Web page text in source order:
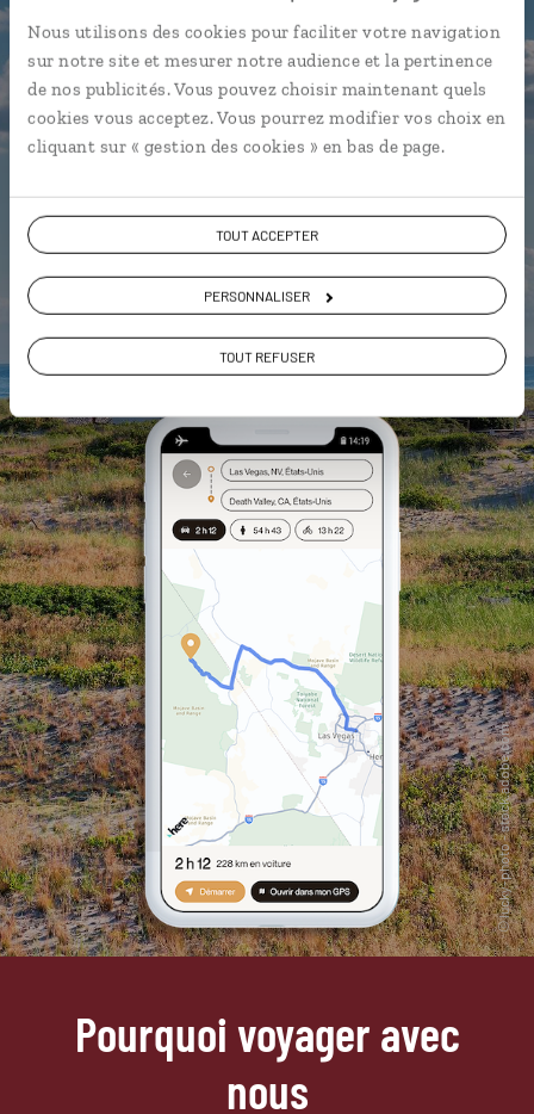
Nous utilisons des cookies pour faciliter votre navigation
sur notre site et mesurer notre audience et la pertinence
de nos publicités. Vous pouvez choisir maintenant quels
cookies vous acceptez. Vous pourrez modifier vos choix en
cliquant sur « gestion des cookies » en bas de page.
TOUT ACCEPTER
PERSONNALISER
TOUT REFUSER
L’itinéraire vers votre hôtel en 1
clic
Notre sélection de food truck
Les plus beaux musées
géolocalisés
L'album souvenirs à composer
vous-même
Pourquoi voyager avec
nous